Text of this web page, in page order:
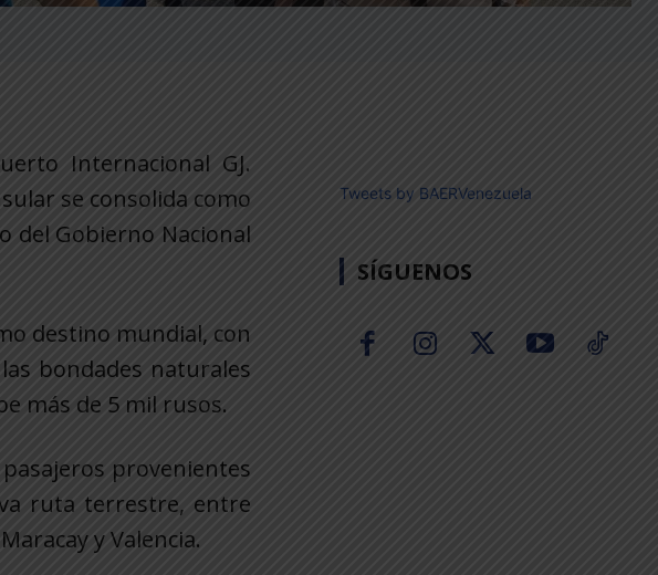
Internacional GJ.
se consolida como
del Gobierno Nacional
destino mundial, con
bondades naturales
más de 5 mil rusos.
provenientes
ruta terrestre, entre
y Valencia.
Tweets by BAERVenezuela
SÍGUENOS